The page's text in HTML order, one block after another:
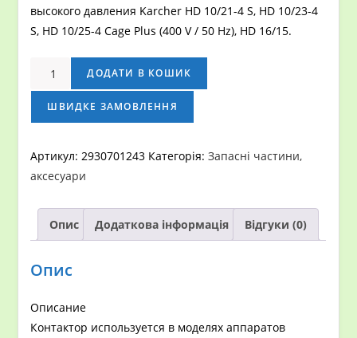
высокого давления Karcher HD 10/21-4 S, HD 10/23-4
S, HD 10/25-4 Cage Plus (400 V / 50 Hz), HD 16/15.
Контактор
131.0
кількість
ДОДАТИ В КОШИК
ШВИДКЕ ЗАМОВЛЕННЯ
Артикул:2930701243 Категорія:Запасні частини,
аксесуари
Опис Додаткова інформація Відгуки (0)
Опис
Описание
Контактор используется в моделях аппаратов